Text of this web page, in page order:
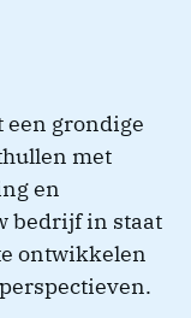
een grondige
met
en
bedrijf in staat
ontwikkelen